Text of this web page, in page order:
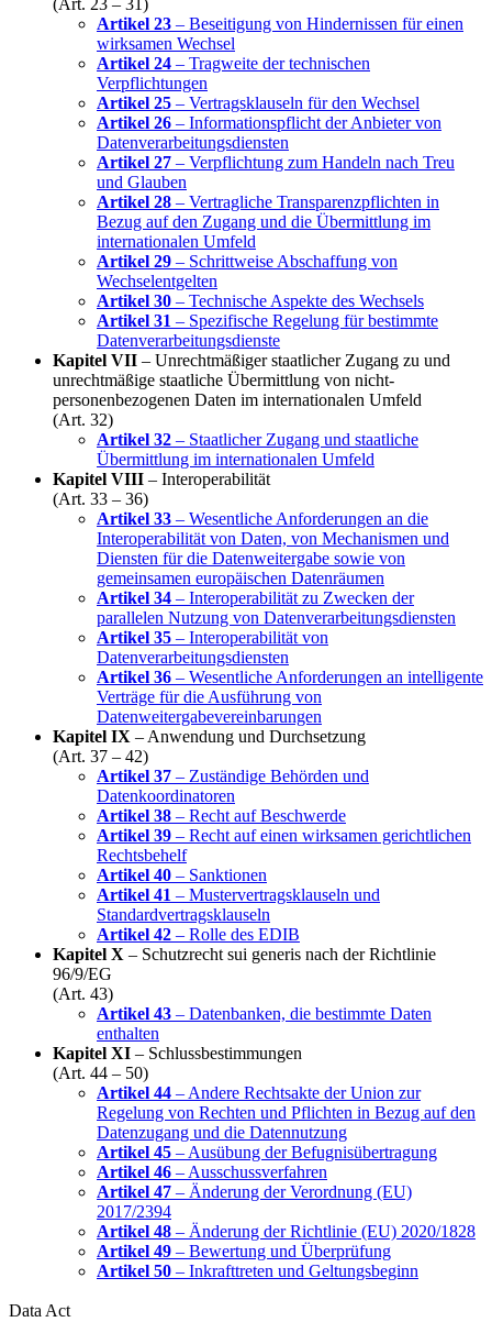
(Art. 23 – 31)
Artikel 23 – Beseitigung von Hindernissen für einen
wirksamen Wechsel
Artikel 24 – Tragweite der technischen
Verpflichtungen
Artikel 25 – Vertragsklauseln für den Wechsel
Artikel 26 – Informationspflicht der Anbieter von
Datenverarbeitungsdiensten
Artikel 27 – Verpflichtung zum Handeln nach Treu
und Glauben
Artikel 28 – Vertragliche Transparenzpflichten in
Bezug auf den Zugang und die Übermittlung im
internationalen Umfeld
Artikel 29 – Schrittweise Abschaffung von
Wechselentgelten
Artikel 30 – Technische Aspekte des Wechsels
Artikel 31 – Spezifische Regelung für bestimmte
Datenverarbeitungsdienste
Kapitel VII – Unrechtmäßiger staatlicher Zugang zu und
unrechtmäßige staatliche Übermittlung von nicht-
personenbezogenen Daten im internationalen Umfeld
(Art. 32)
Artikel 32 – Staatlicher Zugang und staatliche
Übermittlung im internationalen Umfeld
Kapitel VIII – Interoperabilität
(Art. 33 – 36)
Artikel 33 – Wesentliche Anforderungen an die
Interoperabilität von Daten, von Mechanismen und
Diensten für die Datenweitergabe sowie von
gemeinsamen europäischen Datenräumen
Artikel 34 – Interoperabilität zu Zwecken der
parallelen Nutzung von Datenverarbeitungsdiensten
Artikel 35 – Interoperabilität von
Datenverarbeitungsdiensten
Artikel 36 – Wesentliche Anforderungen an intelligente
Verträge für die Ausführung von
Datenweitergabevereinbarungen
Kapitel IX – Anwendung und Durchsetzung
(Art. 37 – 42)
Artikel 37 – Zuständige Behörden und
Datenkoordinatoren
Artikel 38 – Recht auf Beschwerde
Artikel 39 – Recht auf einen wirksamen gerichtlichen
Rechtsbehelf
Artikel 40 – Sanktionen
Artikel 41 – Mustervertragsklauseln und
Standardvertragsklauseln
Artikel 42 – Rolle des EDIB
Kapitel X – Schutzrecht sui generis nach der Richtlinie
96/9/EG
(Art. 43)
Artikel 43 – Datenbanken, die bestimmte Daten
enthalten
Kapitel XI – Schlussbestimmungen
(Art. 44 – 50)
Artikel 44 – Andere Rechtsakte der Union zur
Regelung von Rechten und Pflichten in Bezug auf den
Datenzugang und die Datennutzung
Artikel 45 – Ausübung der Befugnisübertragung
Artikel 46 – Ausschussverfahren
Artikel 47 – Änderung der Verordnung (EU)
2017/2394
Artikel 48 – Änderung der Richtlinie (EU) 2020/1828
Artikel 49 – Bewertung und Überprüfung
Artikel 50 – Inkrafttreten und Geltungsbeginn
Data Act